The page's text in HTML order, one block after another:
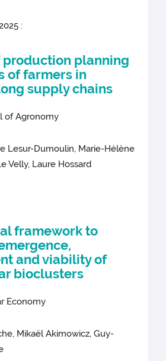
:
production planning
of farmers in
supply chains
of Agronomy
Lesur-Dumoulin, Marie-Hélène
Velly, Laure Hossard
framework to
and viability of
bioclusters
Economy
Mikaël Akimowicz, Guy-